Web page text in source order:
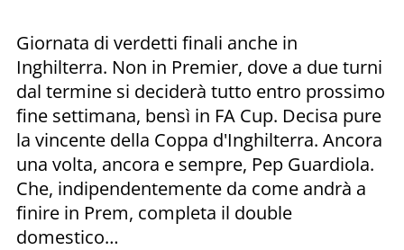
Giornata di verdetti finali anche in
Inghilterra. Non in Premier, dove a due turni
dal termine si deciderà tutto entro prossimo
fine settimana, bensì in FA Cup. Decisa pure
la vincente della Coppa d'Inghilterra. Ancora
una volta, ancora e sempre, Pep Guardiola.
Che, indipendentemente da come andrà a
finire in Prem, completa il double
domestico…